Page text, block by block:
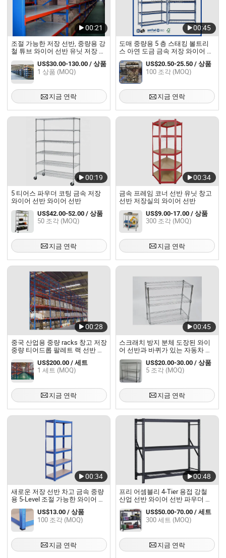
00:21
조절 가능한 저장 선반, 중량용 강
철 튜브 와이어 선반 유닛 저장 랙
선반
US$30.00-130.00 / 상품
1 상품 (MOQ)
지금 연락
00:45
도매 중량용 5 층 스태킹 볼트리
스 아연 도금 금속 저장 와이어 선
반
US$20.50-25.50 / 상품
100 조각 (MOQ)
지금 연락
00:19
5 티어스 파우더 코팅 금속 저장
와이어 선반 와이어 선반
US$42.00-52.00 / 상품
50 조각 (MOQ)
지금 연락
00:34
금속 프레임 코너 선반 유닛 창고
선반 저장실의 와이어 선반
US$9.00-17.00 / 상품
300 조각 (MOQ)
지금 연락
00:28
중국 산업용 중량 racks 창고 저장
중량 티어드롭 팔레트 랙 선반 저
장 랙 와이어 선반 미국 표준
US$200.00 / 세트
1 세트 (MOQ)
지금 연락
00:45
스크래치 방지 분체 도장된 와이
어 선반과 바퀴가 있는 자동차 수
리점 도구 및 장비 저장용
US$20.00-30.00 / 상품
5 조각 (MOQ)
지금 연락
00:34
새로운 저장 선반 차고 금속 중량
용 5-Level 조절 가능한 와이어 선
반 유닛 선반
US$13.00 / 상품
100 조각 (MOQ)
지금 연락
00:48
프리 어셈블리 4-Tier 용접 강철
산업 선반 와이어 선반 파우더 코
팅 마감
US$50.00-70.00 / 세트
300 세트 (MOQ)
지금 연락